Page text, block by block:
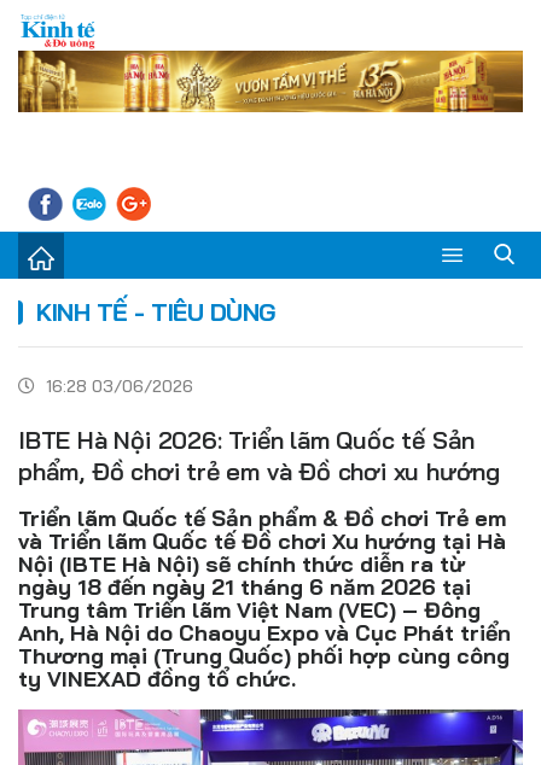
Kinh tế - Tiêu dùng
Đời sống
Thị trường
Doanh nghiệp – Doanh nhân
Đồ uống
Pháp luật
Khoa giáo
Multimedia
KINH TẾ - TIÊU DÙNG
16:28 03/06/2026
IBTE Hà Nội 2026: Triển lãm Quốc tế Sản
phẩm, Đồ chơi trẻ em và Đồ chơi xu hướng
Triển lãm Quốc tế Sản phẩm & Đồ chơi Trẻ em
và Triển lãm Quốc tế Đồ chơi Xu hướng tại Hà
Nội (IBTE Hà Nội) sẽ chính thức diễn ra từ
ngày 18 đến ngày 21 tháng 6 năm 2026 tại
Trung tâm Triển lãm Việt Nam (VEC) – Đông
Anh, Hà Nội do Chaoyu Expo và Cục Phát triển
Thương mại (Trung Quốc) phối hợp cùng công
ty VINEXAD đồng tổ chức.